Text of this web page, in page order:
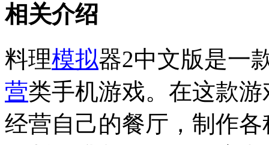
相关介绍
料理模拟器2中文版是一
营类手机游戏。在这款
经营自己的餐厅，制作各